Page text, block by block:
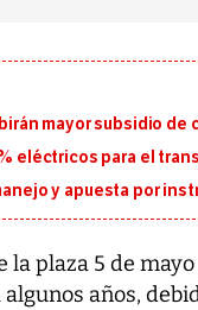
mayor subsidio de
eléctricos para el
y apuesta por
la plaza 5 de
años,